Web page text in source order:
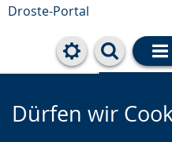
Droste-Portal
Cookie-
Dürfen wir